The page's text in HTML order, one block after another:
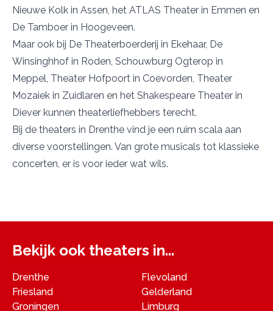
Nieuwe Kolk in Assen, het ATLAS Theater in Emmen en
De Tamboer in Hoogeveen.
Maar ook bij De Theaterboerderij in Ekehaar, De
Winsinghhof in Roden, Schouwburg Ogterop in
Meppel, Theater Hofpoort in Coevorden, Theater
Mozaiek in Zuidlaren en het Shakespeare Theater in
Diever kunnen theaterliefhebbers terecht.
Bij de theaters in Drenthe vind je een ruim scala aan
diverse voorstellingen. Van grote musicals tot klassieke
concerten, er is voor ieder wat wils.
Bekijk ook theaters in...
Drenthe
Flevoland
Friesland
Gelderland
Groningen
Limburg